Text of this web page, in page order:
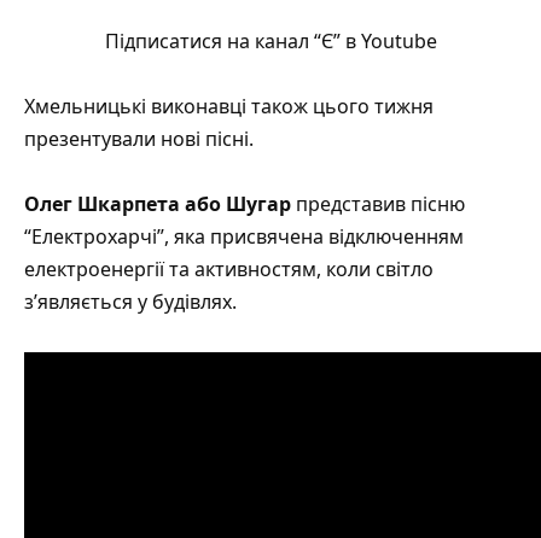
Підписатися на канал “Є” в Youtube
Хмельницькі виконавці також цього тижня
презентували нові пісні.
Олег Шкарпета або Шугар представив пісню
“Електрохарчі”, яка присвячена відключенням
електроенергії та активностям, коли світло
з’являється у будівлях.